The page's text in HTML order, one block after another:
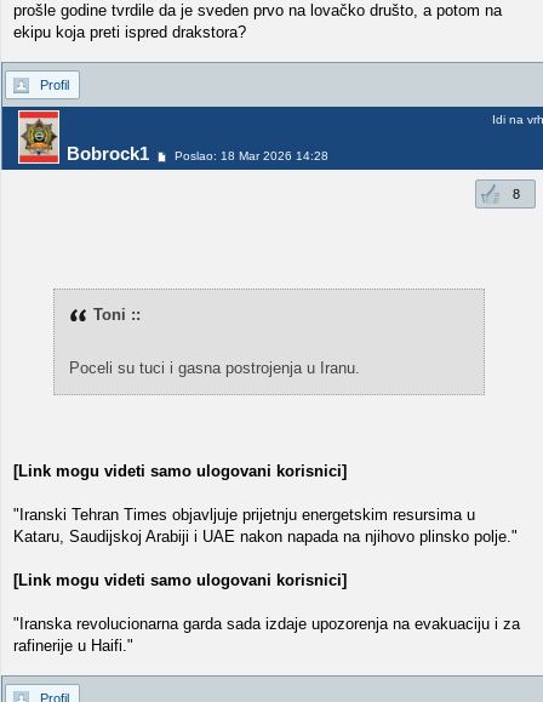
prošle godine tvrdile da je sveden prvo na lovačko društo, a potom na
ekipu koja preti ispred drakstora?
Profil
Bobrock1 Poslao: 18 Mar 2026 14:28
Idi na vrh
8
Toni ::
Poceli su tuci i gasna postrojenja u Iranu.
[Link mogu videti samo ulogovani korisnici]
"Iranski Tehran Times objavljuje prijetnju energetskim resursima u
Kataru, Saudijskoj Arabiji i UAE nakon napada na njihovo plinsko polje."
[Link mogu videti samo ulogovani korisnici]
"Iranska revolucionarna garda sada izdaje upozorenja na evakuaciju i za
rafinerije u Haifi."
Profil